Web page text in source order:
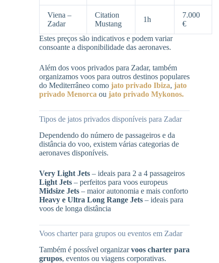
Viena –
Zadar
Citation
Mustang
1h
7.000
€
Estes preços são indicativos e podem variar
consoante a disponibilidade das aeronaves.
Além dos voos privados para Zadar, também
organizamos voos para outros destinos populares
do Mediterrâneo como jato privado Ibiza, jato
privado Menorca ou jato privado Mykonos.
Tipos de jatos privados disponíveis para Zadar
Dependendo do número de passageiros e da
distância do voo, existem várias categorias de
aeronaves disponíveis.
Very Light Jets – ideais para 2 a 4 passageiros
Light Jets – perfeitos para voos europeus
Midsize Jets – maior autonomia e mais conforto
Heavy e Ultra Long Range Jets – ideais para
voos de longa distância
Voos charter para grupos ou eventos em Zadar
Também é possível organizarvoos charter para
grupos, eventos ou viagens corporativas.